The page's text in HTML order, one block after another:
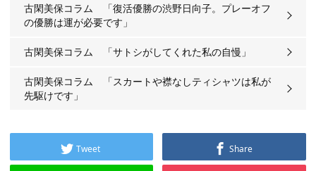
古閑美保コラム 「復活優勝の渋野日向子。プレーオフ
の優勝は運が必要です」
古閑美保コラム 「サトシがしてくれた私の自慢」
古閑美保コラム 「スカートや襟なしティシャツは私が
先駆けです」
Tweet Share